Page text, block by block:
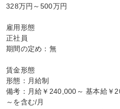
328万円～500万円
雇用形態
正社員
期間の定め：無
賃金形態
形態：月給制
備考：月給￥240,000～ 基本給￥
～を含む/月